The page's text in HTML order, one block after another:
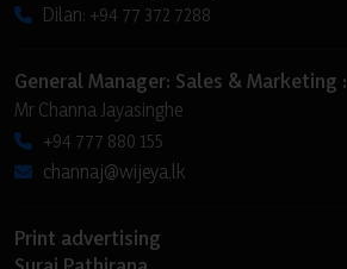
Dilan: +94 77 372 7288
General Manager: Sales & Marketing :
Mr Channa Jayasinghe
+94 777 880 155
channaj@wijeya.lk
Print advertising